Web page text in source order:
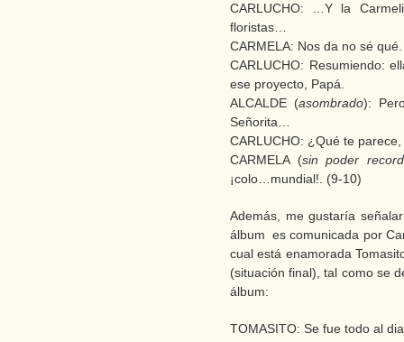
CARLUCHO: …Y la
floristas…
CARMELA: Nos da no sé
CARLUCHO: Resumiendo:
ese proyecto, Papá.
ALCALDE (asombrado):
Señorita…
CARLUCHO: ¿Qué te
CARMELA (sin poder
¡colo…mundial!. (9-10)
Además, me gustaría
álbum es comunicada por
cual está enamorada
(situación final), tal como se
álbum:
TOMASITO: Se fue todo al